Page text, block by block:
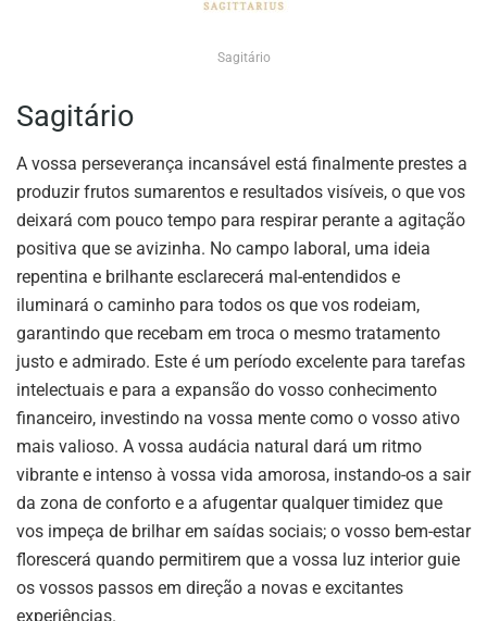
Sagitário
Sagitário
A vossa perseverança incansável está finalmente prestes a
produzir frutos sumarentos e resultados visíveis, o que vos
deixará com pouco tempo para respirar perante a agitação
positiva que se avizinha. No campo laboral, uma ideia
repentina e brilhante esclarecerá mal-entendidos e
iluminará o caminho para todos os que vos rodeiam,
garantindo que recebam em troca o mesmo tratamento
justo e admirado. Este é um período excelente para tarefas
intelectuais e para a expansão do vosso conhecimento
financeiro, investindo na vossa mente como o vosso ativo
mais valioso. A vossa audácia natural dará um ritmo
vibrante e intenso à vossa vida amorosa, instando-os a sair
da zona de conforto e a afugentar qualquer timidez que
vos impeça de brilhar em saídas sociais; o vosso bem-estar
florescerá quando permitirem que a vossa luz interior guie
os vossos passos em direção a novas e excitantes
experiências.